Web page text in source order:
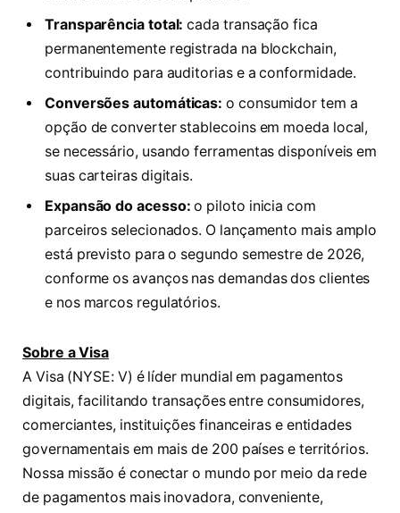
Transparência total: cada transação fica
permanentemente registrada na blockchain,
contribuindo para auditorias e a conformidade.
Conversões automáticas: o consumidor tem a
opção de converter stablecoins em moeda local,
se necessário, usando ferramentas disponíveis em
suas carteiras digitais.
Expansão do acesso:o piloto inicia com
parceiros selecionados. O lançamento mais amplo
está previsto para o segundo semestre de 2026,
conforme os avanços nas demandas dos clientes
e nos marcos regulatórios.
Sobre a Visa
A Visa (NYSE: V) é líder mundial em pagamentos
digitais, facilitando transações entre consumidores,
comerciantes, instituições financeiras e entidades
governamentais em mais de 200 países e territórios.
Nossa missão é conectar o mundo por meio da rede
de pagamentos mais inovadora, conveniente,